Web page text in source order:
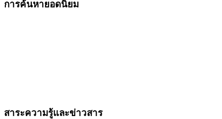
การค้นหายอดนิยม
สาระความรู้และข่าวสาร